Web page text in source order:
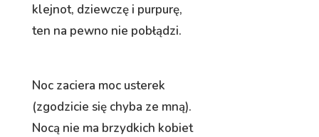
klejnot, dziewczę i purpurę,
ten na pewno nie pobłądzi.
Noc zaciera moc usterek
(zgodzicie się chyba ze mną).
Nocą nie ma brzydkich kobiet